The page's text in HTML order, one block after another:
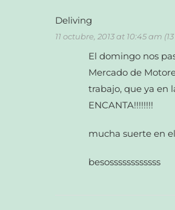
Deliving
11 octubre, 2013 at 10:45 am
El domingo nos
Mercado de
trabajo, que ya en
ENCANTA!!!!!!!!
mucha suerte en
besossssssssssss